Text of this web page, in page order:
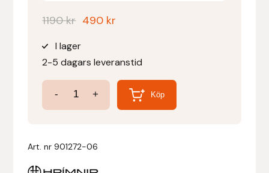
1190kr Det
priset
var:
1190 kr.
490 kr
är:
490 kr.
I lager
2-5 dagars leveranstid
-
Riders
Fitness
4-
+ Köp
Art. nr901272-06
Denni Design / Bomber Bits
Eclipse Biofarmab